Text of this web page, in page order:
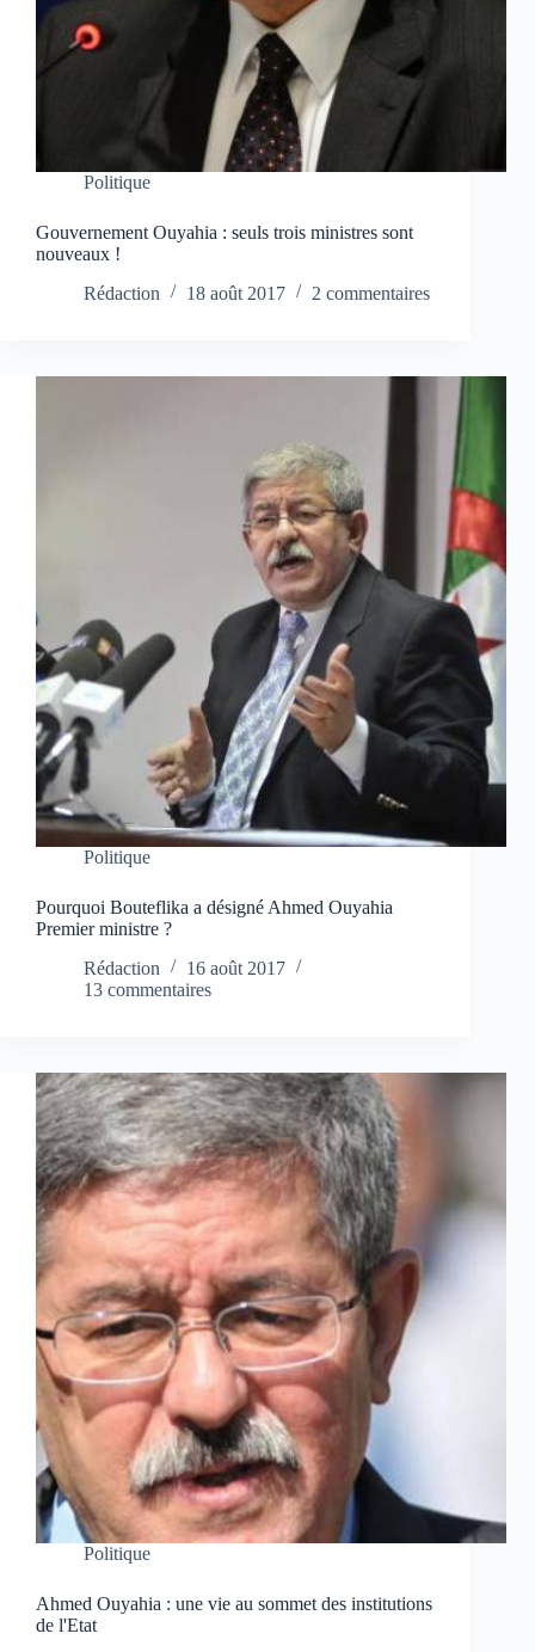
Politique
Gouvernement Ouyahia : seuls trois ministres sont
nouveaux !
Rédaction
18 août 2017 2 commentaires
Politique
Pourquoi Bouteflika a désigné Ahmed Ouyahia
Premier ministre ?
Rédaction
16 août 2017
13 commentaires
Politique
Ahmed Ouyahia : une vie au sommet des institutions
de l'Etat